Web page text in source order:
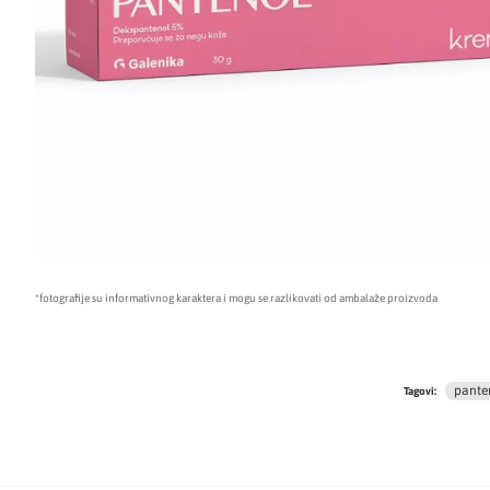
*fotografije su informativnog karaktera i mogu se razlikovati od ambalaže proizvoda
Tagovi: